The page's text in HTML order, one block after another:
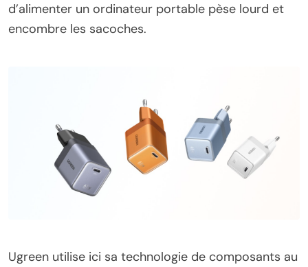
d’alimenter un ordinateur portable pèse lourd et
encombre les sacoches.
Ugreen utilise ici sa technologie de composants au